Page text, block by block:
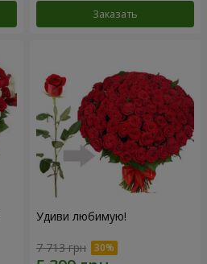
Заказать
Удиви любимую!
7 713 грн